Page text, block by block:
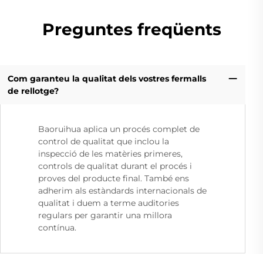
Preguntes freqüents
Com garanteu la qualitat dels vostres fermalls
de rellotge?
Baoruihua aplica un procés complet de
control de qualitat que inclou la
inspecció de les matèries primeres,
controls de qualitat durant el procés i
proves del producte final. També ens
adherim als estàndards internacionals de
qualitat i duem a terme auditories
regulars per garantir una millora
contínua.